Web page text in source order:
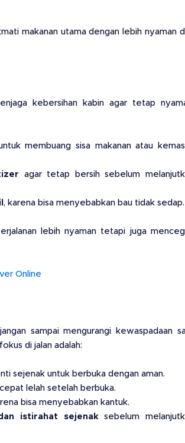
makanan utama dengan lebih nyaman
kebersihan kabin agar tetap
membuang sisa makanan atau
agar tetap bersih sebelum
, karena bisa menyebabkan bau tidak sedap.
lebih nyaman tetapi juga
Online
sampai mengurangi kewaspadaan
di jalan adalah:
sejenak untuk berbuka dengan aman.
lelah setelah berbuka.
bisa menyebabkan kantuk.
istirahat sejenaksebelum